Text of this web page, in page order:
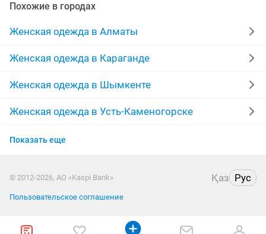
куртки женские пальто женские
меховые жилетки халаты
брюки женская зимние пуховики
одежда дубленки женские парка куртка
юбка пиджаки
Похожие в городах
Женская одежда в Алматы
Женская одежда в Караганде
Женская одежда в Шымкенте
Женская одежда в Усть-Каменогорске
Женская одежда в Актобе
Женская одежда в Уральске
Женская одежда в Атырау
Показать еще
© 2012-2026, АО «Kaspi Bank» Қаз Рус
Пользовательское соглашение